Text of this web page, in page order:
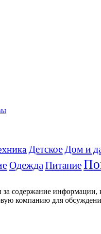
Детское Дом и
Одежда Питание
за содержание
компанию для